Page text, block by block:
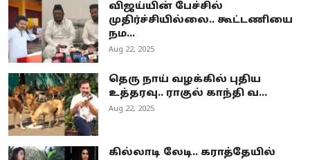
விஜய்யின் பேச்சில்
முதிர்ச்சியில்லை.. கூட்டணியை
நம...
Aug 22, 2025
தெரு நாய் வழக்கில் புதிய
உத்தரவு.. ராகுல் காந்தி வ...
Aug 22, 2025
கில்லாடி லேடி.. கராத்தேயில்